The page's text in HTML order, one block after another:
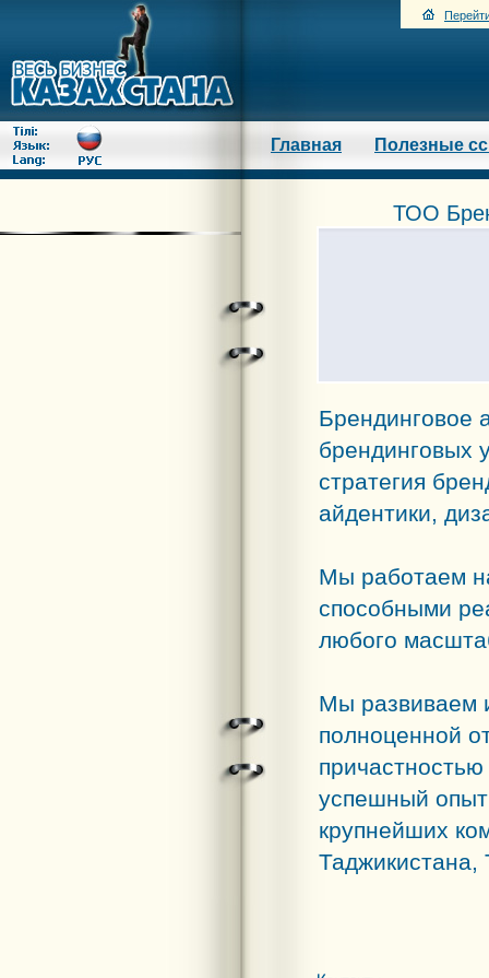
Главная Полезные
ТОО
Брендинговое
брендинговых
стратегия
айдентики,
Мы работаем
способными
любого
Мы развиваем
полноценной
успешный
крупнейших
Таджикистана,